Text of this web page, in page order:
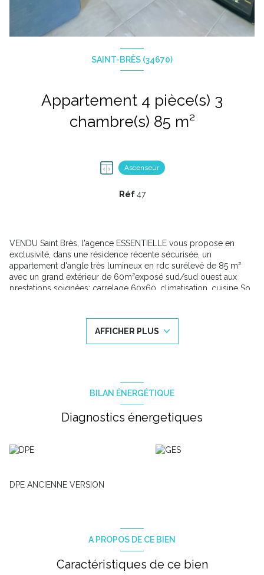
SAINT-BRÈS (34670)
Appartement 4 pièce(s) 3
chambre(s) 85 m²
Ascenseur
Réf47
VENDU Saint Brès, l'agence ESSENTIELLE vous propose en
exclusivité, dans une résidence récente sécurisée, un
appartement d'angle très lumineux en rdc surélevé de 85 m²
avec un grand extérieur de 60m²exposé sud/sud ouest aux
prestations soignées: carrelage 60x60, climatisation, cuisine So
Cet appartement dispose coté jour, d'une entrée qui s'ouvre sur
un espace de vie de 35m² avec cuisine ouverte. Cette pièce
d'angle s'ouvre sur 2 extérieurs. En effet, on accede à une
Coté nuit, un couloir dessert trois chambres entre 10,10m² et
dont 2 donnent sur la terrasse-jardin, d'une salle de bain et d'un
WC indépendant.
sous sol.
DPE A. Bien soumis au statut juridique de la copropriété,
demande. Pour plus d'informations, contactez Anne-Pierre 06
AFFICHER PLUS
BILAN ÉNERGÉTIQUE
Diagnostics énergetiques
DPE ANCIENNE VERSION
A PROPOS DE CE BIEN
Caractéristiques de ce bien